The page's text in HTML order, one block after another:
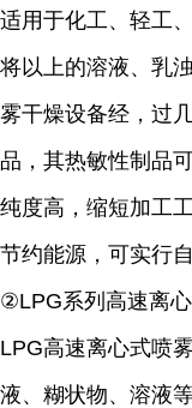
适用于化工、轻工
将以上的溶液、乳
雾干燥设备经，过
品，其热敏性制品
纯度高，缩短加工
节约能源，可实行
②LPG系列高速离
LPG高速离心式喷
液、糊状物、溶液